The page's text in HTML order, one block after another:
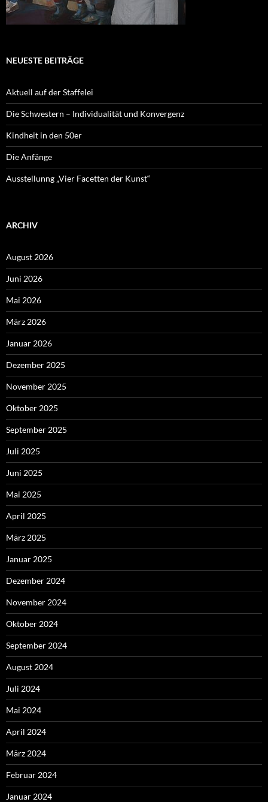
NEUESTE BEITRÄGE
Aktuell auf der Staffelei
Die Schwestern – Individualität und Konvergenz
Kindheit in den 50er
Die Anfänge
Ausstellunng „Vier Facetten der Kunst“
ARCHIV
August 2026
Juni 2026
Mai 2026
März 2026
Januar 2026
Dezember 2025
November 2025
Oktober 2025
September 2025
Juli 2025
Juni 2025
Mai 2025
April 2025
März 2025
Januar 2025
Dezember 2024
November 2024
Oktober 2024
September 2024
August 2024
Juli 2024
Mai 2024
April 2024
März 2024
Februar 2024
Januar 2024